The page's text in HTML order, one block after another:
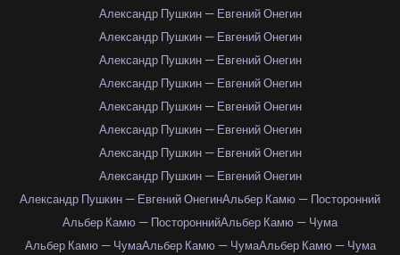
Александр Пушкин — Евгений Онегин
Александр Пушкин — Евгений Онегин
Александр Пушкин — Евгений Онегин
Александр Пушкин — Евгений Онегин
Александр Пушкин — Евгений Онегин
Александр Пушкин — Евгений Онегин
Александр Пушкин — Евгений Онегин
Александр Пушкин — Евгений Онегин
Александр Пушкин — Евгений ОнегинАльбер Камю — Посторонний
Альбер Камю — ПостороннийАльбер Камю — Чума
Альбер Камю — ЧумаАльбер Камю — ЧумаАльбер Камю — Чума